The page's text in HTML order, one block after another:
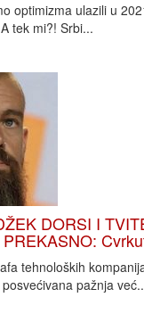
optimizma ulazili u
tek mi?! Srbi...
DORSI I
tehnoloških
pažnja